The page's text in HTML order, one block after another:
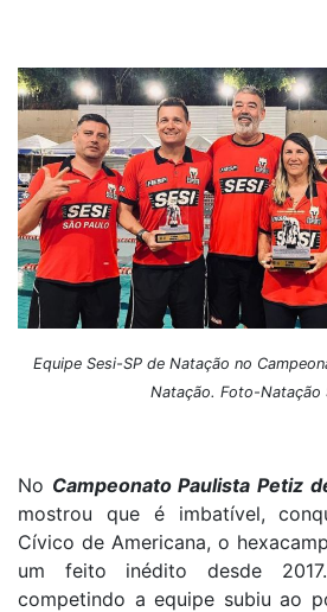
Equipe Sesi-SP de Natação no
Natação. Foto-Natação
No Campeonato Paulista Petiz
mostrou que é imbatível,
Cívico de Americana, o
um feito inédito desde
competindo a equipe subiu ao